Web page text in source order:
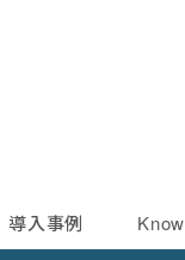
導入事例